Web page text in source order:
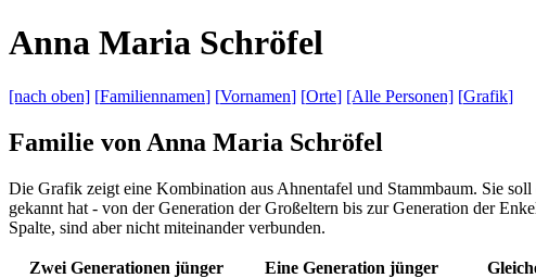
Anna Maria Schröfel
[nach oben] [Familiennamen] [Vornamen] [Orte] [Alle Personen] [Grafik]
Familie von Anna Maria Schröfel
Die Grafik zeigt eine Kombination aus Ahnentafel und Stammbaum. Sie
gekannt hat - von der Generation der Großeltern bis zur Generation der
Spalte, sind aber nicht miteinander verbunden.
Zwei Generationen jünger Eine Generation jünger